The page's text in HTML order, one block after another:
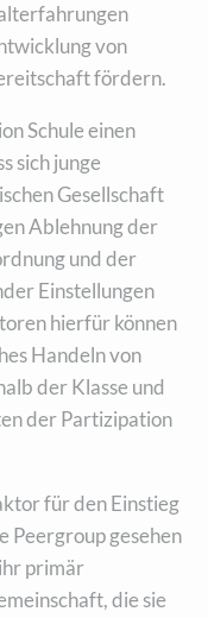
von
fördern.
Schule einen
sich junge
Gesellschaft
Ablehnung der
und der
Einstellungen
hierfür können
Handeln von
der Klasse und
der Partizipation
für den Einstieg
Peergroup gesehen
primär
die sie